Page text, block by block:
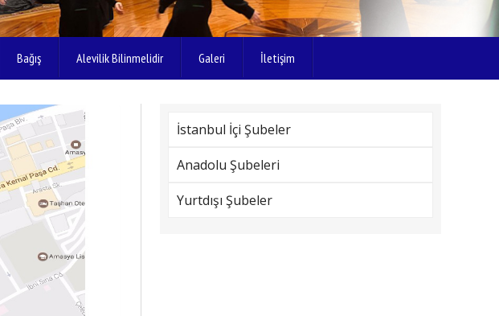
Bağış Alevilik Bilinmelidir Galeri İletişim
İstanbul İçi Şubeler
Anadolu Şubeleri
Yurtdışı Şubeler